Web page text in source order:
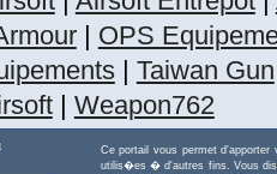
| OPS
| Taiwan Gun
| Weapon762
Ce portail vous permet
utilis�es � d'autres fins. Vous